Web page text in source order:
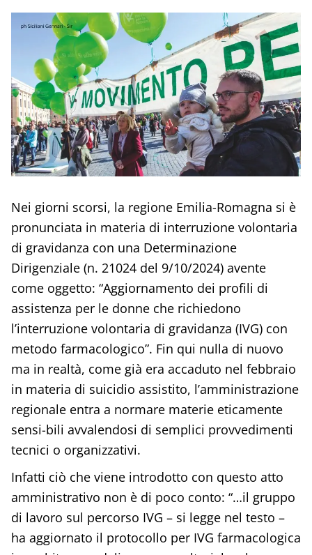
Nei giorni scorsi, la regione Emilia-Romagna si è
pronunciata in materia di interruzione volontaria
di gravidanza con una Determinazione
Dirigenziale (n. 21024 del 9/10/2024) avente
come oggetto: “Aggiornamento dei profili di
assistenza per le donne che richiedono
l’interruzione volontaria di gravidanza (IVG) con
metodo farmacologico”. Fin qui nulla di nuovo
ma in realtà, come già era accaduto nel febbraio
in materia di suicidio assistito, l’amministrazione
regionale entra a normare materie eticamente
sensi-bili avvalendosi di semplici provvedimenti
tecnici o organizzativi.
Infatti ciò che viene introdotto con questo atto
amministrativo non è di poco conto: “…il gruppo
di lavoro sul percorso IVG – si legge nel testo –
ha aggiornato il protocollo per IVG farmacologica